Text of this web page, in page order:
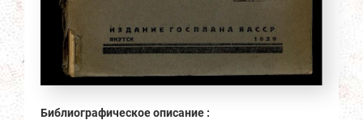
Библиографическое описание :